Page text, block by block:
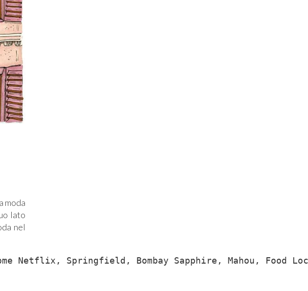
moda
lato
nel
Netflix, Springfield, Bombay Sapphire, Mahou,